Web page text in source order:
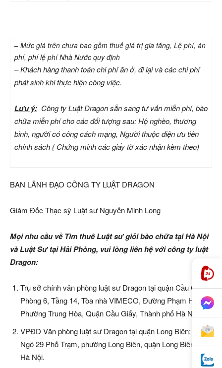
– Mức giá trên chưa bao gồm thuế giá trị gia tăng, Lệ phí, án
phí, phí lệ phí Nhà Nước quy định
– Khách hàng thanh toán chi phí ăn ở, đi lại và các chi phí
phát sinh khi thực hiện công việc.
Lưu ý: Công ty Luật Dragon sẵn sang tư vấn miễn phí, bào
chữa miễn phí cho các đối tượng sau: Hộ nghèo, thương
binh, người có công cách mạng, Người thuộc diện ưu tiên
chính sách ( Chứng minh các giấy tờ xác nhận kèm theo)
BAN LÃNH ĐẠO CÔNG TY LUẬT DRAGON
Giám Đốc Thạc sỹ Luật sư Nguyễn Minh Long
Mọi nhu cầu về Tìm thuê Luật sư giỏi bào chữa tại Hà Nội
và Luật Sư tại Hải Phòng, vui lòng liên hệ với công ty luật
Dragon:
Trụ sở chính văn phòng luật sư Dragon tại quận Cầu Giấy:
Phòng 6, Tầng 14, Tòa nhà VIMECO, Đường Phạm Hùng,
Phường Trung Hòa, Quận Cầu Giấy, Thành phố Hà Nội.
VPĐD Văn phòng luật sư Dragon tại quận Long Biên: Số 24
Ngõ 29 Phố Trạm, phường Long Biên, quận Long Biên, Tp
Hà Nội.